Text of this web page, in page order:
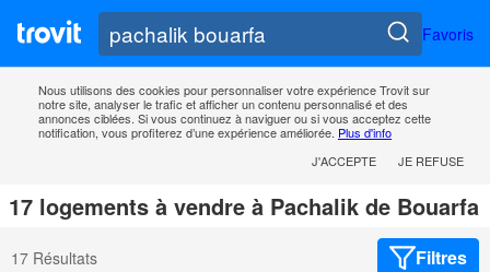
Favoris
Nous utilisons des cookies pour personnaliser votre expérience Trovit sur
notre site, analyser le trafic et afficher un contenu personnalisé et des
annonces ciblées. Si vous continuez à naviguer ou si vous acceptez cette
notification, vous profiterez d’une expérience améliorée. Plus d'info
J'ACCEPTE
JE REFUSE
17 logements à vendre à Pachalik de Bouarfa
17 Résultats Filtres